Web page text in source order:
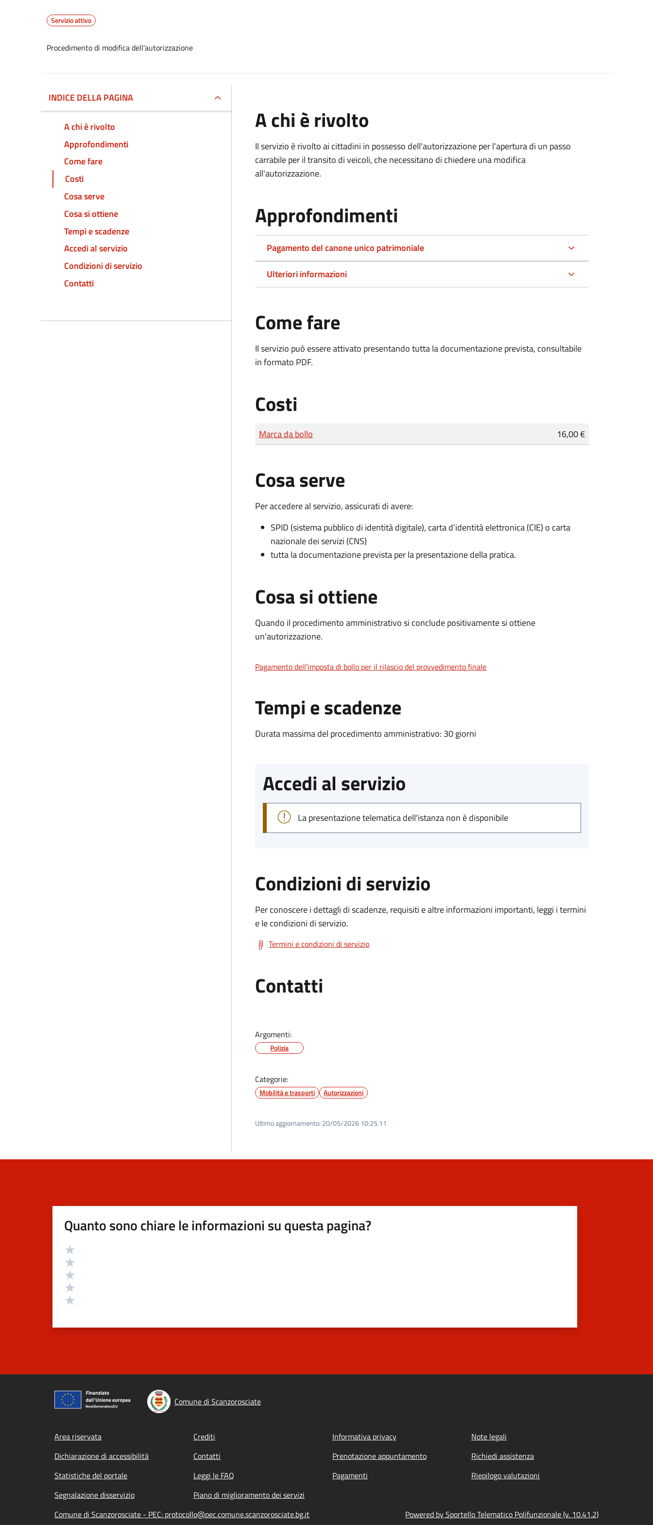
Servizio attivo
Procedimento di modifica dell'autorizzazione
INDICE DELLA PAGINA
A chi è rivolto
Approfondimenti
Come fare
Costi
Cosa serve
Cosa si ottiene
Tempi e scadenze
Accedi al servizio
Condizioni di servizio
Contatti
A chi è rivolto
Il servizio è rivolto ai cittadini in possesso dell'autorizzazione per l'apertura di un passo
carrabile per il transito di veicoli, che necessitano di chiedere una modifica
all'autorizzazione.
Approfondimenti
Pagamento del canone unico patrimoniale
Ulteriori informazioni
Come fare
Il servizio può essere attivato presentando tutta la documentazione prevista, consultabile
in formato PDF.
Costi
Tipo di pagamento
Importo
Marca da bollo 16,00 €
Cosa serve
Per accedere al servizio, assicurati di avere:
SPID (sistema pubblico di identità digitale), carta d’identità elettronica (CIE) o carta
nazionale dei servizi (CNS)
tutta la documentazione prevista per la presentazione della pratica.
Cosa si ottiene
Quando il procedimento amministrativo si conclude positivamente si ottiene
un'autorizzazione.
Pagamento dell'imposta di bollo per il rilascio del provvedimento finale
Tempi e scadenze
Durata massima del procedimento amministrativo: 30 giorni
Accedi al servizio
La presentazione telematica dell'istanza non è disponibile
Condizioni di servizio
Per conoscere i dettagli di scadenze, requisiti e altre informazioni importanti, leggi i termini
e le condizioni di servizio.
Termini e condizioni di servizio
Contatti
Argomenti:
Polizia
Categorie:
Mobilità e trasporti Autorizzazioni
Ultimo aggiornamento: 20/05/2026 10:25.11
Quanto sono chiare le informazioni su questa pagina?
Valutazione
Comune di Scanzorosciate
Footer menu
Area riservata Crediti Informativa privacy
Note legali
Dichiarazione di accessibilità
Contatti Prenotazione appuntamento
Richiedi assistenza
Statistiche del portale
Leggi le FAQ Pagamenti
Riepilogo valutazioni
Segnalazione disservizio
Piano di miglioramento dei servizi
Comune di Scanzorosciate - PEC: protocollo@pec.comune.scanzorosciate.bg.it
Powered by Sportello Telematico Polifunzionale (v. 10.41.2)